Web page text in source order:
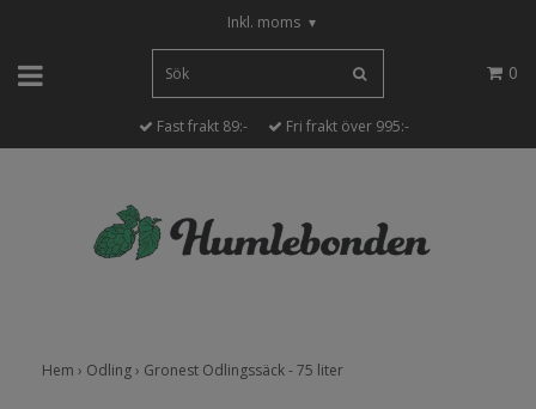
Inkl. moms ▾
0
Fast frakt 89:- Fri frakt över 995:-
Hem › Odling› Gronest Odlingssäck - 75 liter